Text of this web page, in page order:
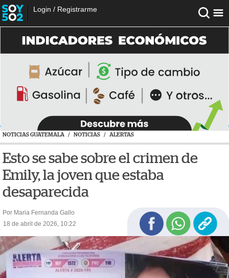
Login / Registrarme
NOTICIAS GUATEMALA / NOTICIAS / ALERTAS
Esto se sabe sobre el crimen de
Emily, la joven que estaba
desaparecida
Por Maria Fernanda Gallo
18 de abril de 2026, 10:22